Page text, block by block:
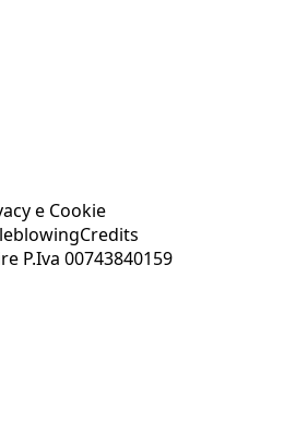
e Cookie
Credits
P.Iva 00743840159